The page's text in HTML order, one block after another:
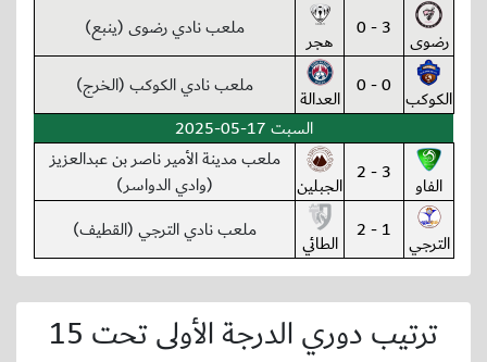
رضوى 3 - 0 هجر ملعب نادي رضوى (ينبع)
الكوكب 0 - 0 العدالة
ملعب نادي الكوكب (الخرج)
السبت 17-05-2025
الفاو 3 - 2 الجبلين
ملعب مدينة الأمير ناصر بن عبدالعزيز
(وادي الدواسر)
الترجي 1 - 2 الطائي ملعب نادي الترجي (القطيف)
ترتيب دوري الدرجة الأولى تحت 15